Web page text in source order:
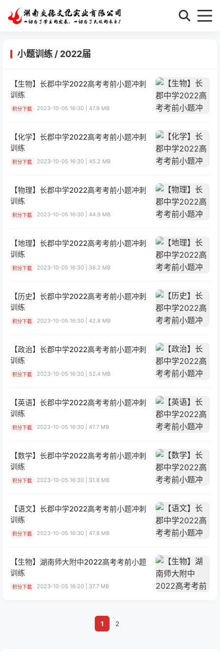
小题训练 / 2022届
【生物】长郡中学2022高考考前小题冲刺
训练
积分下载 2023-10-05 16:30 | 47.9 MB
【化学】长郡中学2022高考考前小题冲刺
训练
积分下载 2023-10-05 16:30 | 45.2 MB
【物理】长郡中学2022高考考前小题冲刺
训练
积分下载 2023-10-05 16:30 | 44.9 MB
【地理】长郡中学2022高考考前小题冲刺
训练
积分下载 2023-10-05 16:30 | 36.2 MB
【历史】长郡中学2022高考考前小题冲刺
训练
积分下载 2023-10-05 16:30 | 42.8 MB
【政治】长郡中学2022高考考前小题冲刺
训练
积分下载 2023-10-05 16:30 | 52.4 MB
【英语】长郡中学2022高考考前小题冲刺
训练
积分下载 2023-10-05 16:30 | 47.7 MB
【数学】长郡中学2022高考考前小题冲刺
训练
积分下载 2023-10-05 16:30 | 31.8 MB
【语文】长郡中学2022高考考前小题冲刺
训练
积分下载 2023-10-05 16:30 | 47.8 MB
【生物】湖南师大附中2022高考考前小题
训练
积分下载 2023-10-05 16:20 | 37.7 MB
1 2